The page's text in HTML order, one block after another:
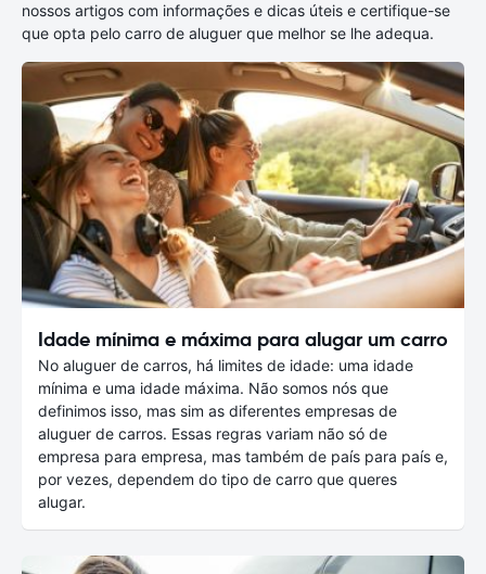
nossos artigos com informações e dicas úteis e certifique-se
que opta pelo carro de aluguer que melhor se lhe adequa.
Idade mínima e máxima para alugar um carro
No aluguer de carros, há limites de idade: uma idade
mínima e uma idade máxima. Não somos nós que
definimos isso, mas sim as diferentes empresas de
aluguer de carros. Essas regras variam não só de
empresa para empresa, mas também de país para país e,
por vezes, dependem do tipo de carro que queres
alugar.